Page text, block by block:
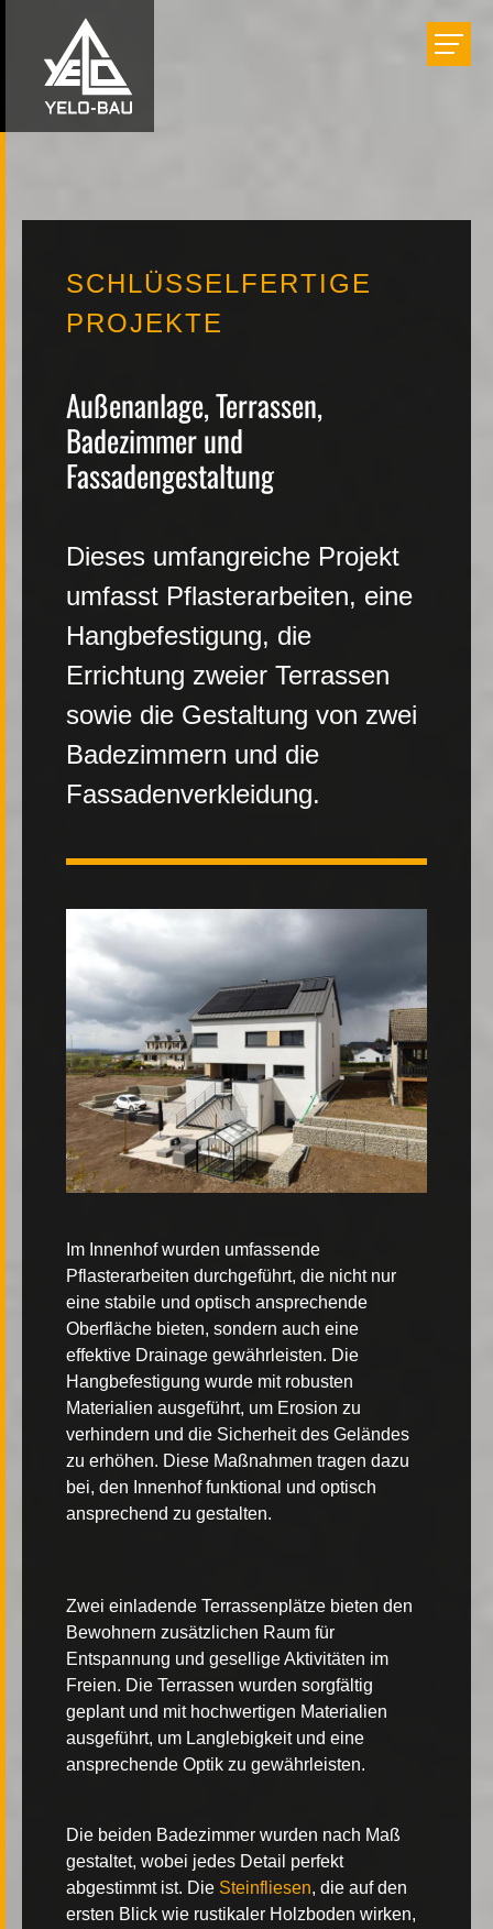
FR | DE
Karriere
SCHLÜSSELFERTIGE
PROJEKTE
Außenanlage, Terrassen,
Badezimmer und
Fassadengestaltung
Dieses umfangreiche Projekt
umfasst Pflasterarbeiten, eine
Hangbefestigung, die
Errichtung zweier Terrassen
sowie die Gestaltung von zwei
Badezimmern und die
Fassadenverkleidung.
Im Innenhof wurden umfassende
Pflasterarbeiten durchgeführt, die nicht nur
eine stabile und optisch ansprechende
Oberfläche bieten, sondern auch eine
effektive Drainage gewährleisten. Die
Hangbefestigung wurde mit robusten
Materialien ausgeführt, um Erosion zu
verhindern und die Sicherheit des Geländes
zu erhöhen. Diese Maßnahmen tragen dazu
bei, den Innenhof funktional und optisch
ansprechend zu gestalten.
Zwei einladende Terrassenplätze bieten den
Bewohnern zusätzlichen Raum für
Entspannung und gesellige Aktivitäten im
Freien. Die Terrassen wurden sorgfältig
geplant und mit hochwertigen Materialien
ausgeführt, um Langlebigkeit und eine
ansprechende Optik zu gewährleisten.
Die beiden Badezimmer wurden nach Maß
gestaltet, wobei jedes Detail perfekt
abgestimmt ist. Die Steinfliesen, die auf den
ersten Blick wie rustikaler Holzboden wirken,